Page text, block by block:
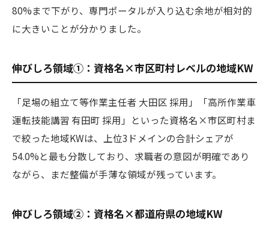
80%まで下がり、専門ポータルが入り込む余地が相対的
に大きいことが分かりました。
伸びしろ領域①：資格名×市区町村レベルの地域KW
「足場の組立て等作業主任者 大田区 採用」「高所作業車
運転技能講習 有田町 採用」といった資格名×市区町村ま
で絞った地域KWは、上位3ドメインの合計シェアが
54.0%と最も分散しており、求職者の意図が明確であり
ながら、まだ整備が手薄な領域が残っています。
伸びしろ領域②：資格名×都道府県の地域KW